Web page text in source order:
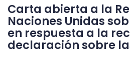
Carta abierta a la
Naciones Unidas
en respuesta a la
declaración sobre